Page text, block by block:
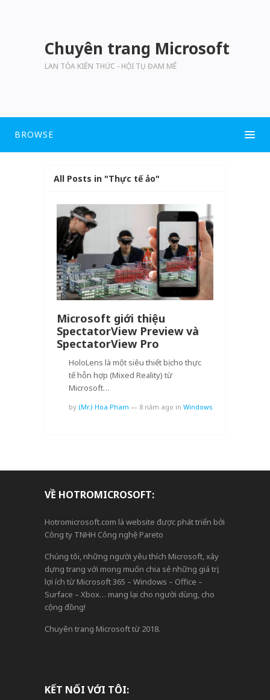
Chuyên trang Microsoft
LAN TỎA KIẾN THỨC - HỘI TỤ ĐAM MÊ
BROWSE
All Posts in "Thực tế ảo"
Microsoft giới thiệu
SpectatorView Preview và
SpectatorView Pro
HoloLens là một siêu thiết bị cho thực
tế hỗn hợp (Mixed Reality) từ
Microsoft…
by (Mr.) Hoa Pham — 8 năm ago in Windows
VỀ HOTROMICROSOFT:
Hotromicrosoft.com là website được phát triển bởi
Công ty TNHH Công nghệ Pareto
Chúng tôi, những người yêu thích Microsoft, xây
dựng trang với mong muốn chia sẻ những giá trị,
lợi ích từ Microsoft 365 – Windows – Office –
Surface – Xbox… mang lại cho người dùng, cho
cộng đồng!
Chuyên trang Microsoft từ 2018.
KẾT NỐI VỚI TÔI: